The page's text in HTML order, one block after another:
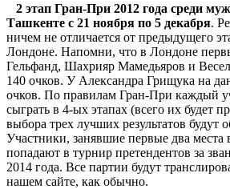
2 этап Гран-При 2012 года среди
Ташкенте с 21 ноября по 5 декабря.
ничем не отличается от предыдущего
Лондоне. Напомни, что в Лондоне
Гельфанд, Шахрияр Мамедьяров и
140 очков. У Александра Грищука на
очков. По правилам Гран-При каждый
сыграть в 4-ых этапах (всего их будет
выбора трех лучших результатов будут
Участники, занявшие первые два места
попадают в турнир претендентов за
2014 года. Все партии будут
нашем сайте, как обычно.